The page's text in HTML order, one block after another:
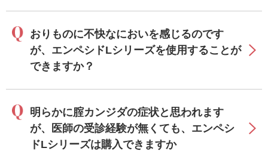
おりものに不快なにおいを感じるのです
が、エンペシドLシリーズを使用することが
できますか？
明らかに腟カンジダの症状と思われます
が、医師の受診経験が無くても、エンペシ
ドLシリーズは購入できますか